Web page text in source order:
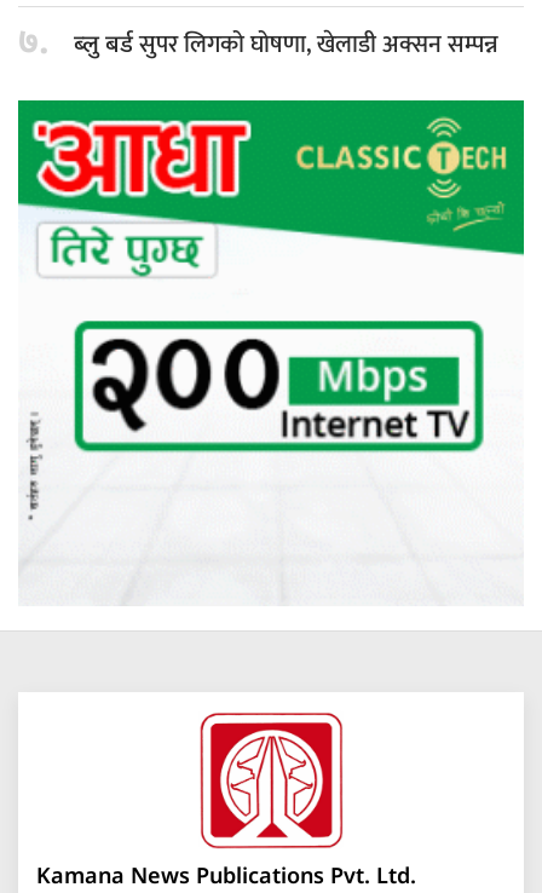
७. ब्लु बर्डसुपर लिगको घोषणा, खेलाडी अक्सन सम्पन्न
Kamana News Publications Pvt. Ltd.